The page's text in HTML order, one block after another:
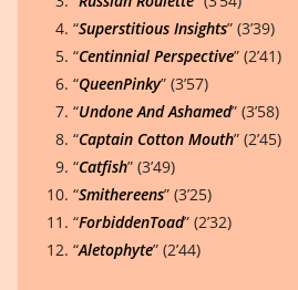
“Superstitious Insights” (3’39)
“Centinnial Perspective” (2’41)
“QueenPinky” (3’57)
“Undone And Ashamed” (3’58)
“Captain Cotton Mouth” (2’45)
“Catfish” (3’49)
“Smithereens” (3’25)
“ForbiddenToad” (2’32)
“Aletophyte” (2’44)